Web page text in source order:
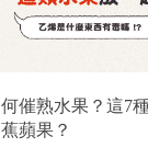
催熟水果？這7
蘋果？